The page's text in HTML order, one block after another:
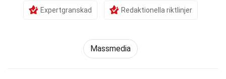
Expertgranskad Redaktionella riktlinjer
Massmedia